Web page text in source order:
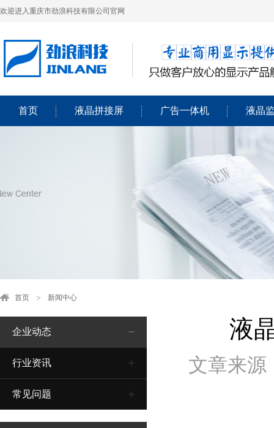
欢迎进入重庆市劲浪科技有限公司官网
首页 液晶拼接屏 广告一体机 液晶
首页 新闻中心
企业动态
行业资讯
常见问题
液
文章来源